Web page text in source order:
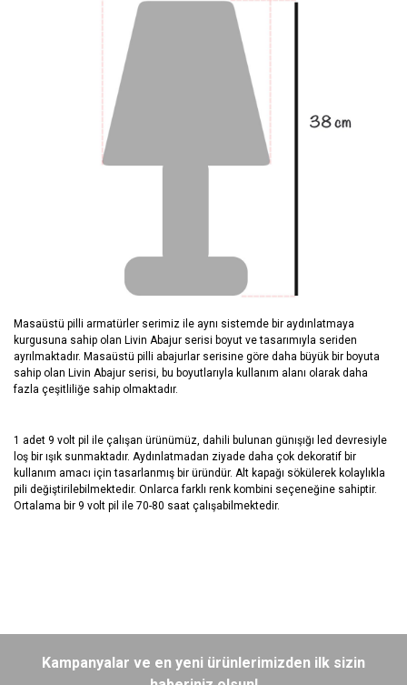
Masaüstü pilli armatürler serimiz ile aynı sistemde bir aydınlatmaya
kurgusuna sahip olan Livin Abajur serisi boyut ve tasarımıyla seriden
ayrılmaktadır. Masaüstü pilli abajurlar serisine göre daha büyük bir boyuta
sahip olan Livin Abajur serisi, bu boyutlarıyla kullanım alanı olarak daha
fazla çeşitliliğe sahip olmaktadır.
1 adet 9 volt pil ile çalışan ürünümüz, dahili bulunan günışığı led devresiyle
loş bir ışık sunmaktadır. Aydınlatmadan ziyade daha çok dekoratif bir
kullanım amacı için tasarlanmış bir üründür. Alt kapağı sökülerek kolaylıkla
pili değiştirilebilmektedir. Onlarca farklı renk kombini seçeneğine sahiptir.
Ortalama bir 9 volt pil ile 70-80 saat çalışabilmektedir.
Bu ürüne ilk yorumu siz yapın!
tarafımıza iletebilirsiniz.
Görüş ve önerileriniz için teşekkür ederiz.
Kampanyalar ve en yeni ürünlerimizden ilk sizin